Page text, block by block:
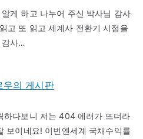
게 하고 나누어 주신 박사님 감사
고 또 읽고 세계사 전환기 시점을
감사…
우의 게시판
하다보니 저는 404 에러가 뜨더라
보이네요! 이번엔세계 국채수익률